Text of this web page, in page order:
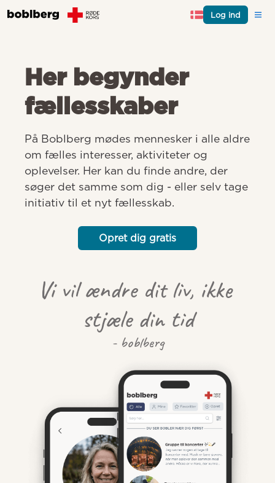
Log ind
Her begynder
fællesskaber
På Boblberg mødes mennesker i alle aldre
om fælles interesser, aktiviteter og
oplevelser. Her kan du finde andre, der
søger det samme som dig - eller selv tage
initiativ til et nyt fællesskab.
Opret dig gratis
Vi vil ændre dit liv, ikke
stjæle din tid
- boblberg